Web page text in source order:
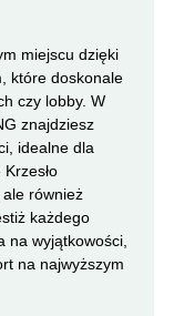
miejscu dzięki
które doskonale
czy lobby. W
znajdziesz
idealne dla
ale również
każdego
na wyjątkowości,
na najwyższym